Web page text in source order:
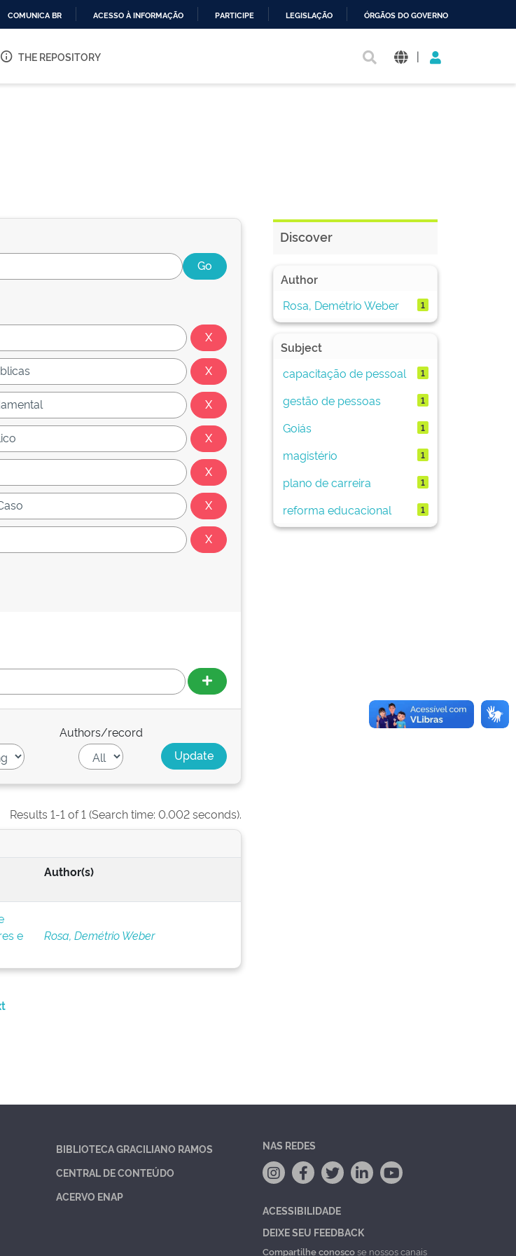
O
COMUNICA BR ACESSO À INFORMAÇÃO PARTICIPE LEGISLAÇÃO ÓRGÃOS DO GOVERNO
THE REPOSITORY |
Authors/record
Results 1-1 of 1 (Search time: 0.002 seconds).
Author(s)
e
Rosa, Demétrio Weber
Discover
Author
Rosa, Demétrio Weber
1
Subject
capacitação de pessoal
1
gestão de pessoas 1
Goiás 1
magistério 1
plano de carreira 1
reforma educacional 1
BIBLIOTECA GRACILIANO RAMOS
CENTRAL DE CONTEÚDO
ACERVO ENAP
NAS REDES
ACESSIBILIDADE
DEIXE SEU FEEDBACK
Compartilhe conoscose nossos canais